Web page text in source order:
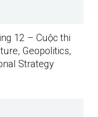
12 – Cuộc thi
Geopolitics,
Strategy